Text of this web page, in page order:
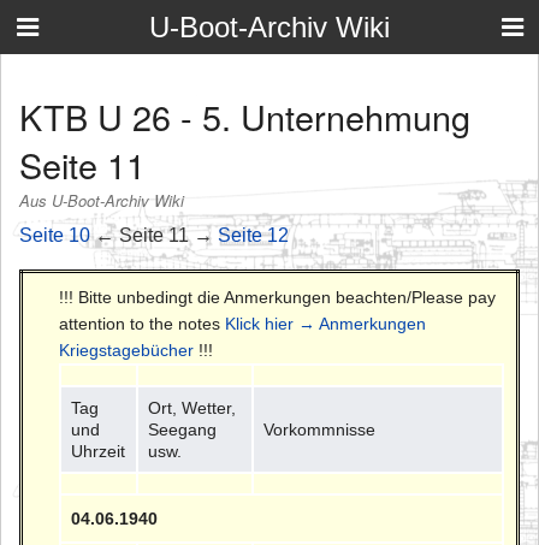
U-Boot-Archiv Wiki
KTB U 26 - 5. Unternehmung
Seite 11
Aus U-Boot-Archiv Wiki
Seite 10← Seite 11 → Seite 12
!!! Bitte unbedingt die Anmerkungen beachten/Please pay
attention to the notes Klick hier → Anmerkungen
Kriegstagebücher !!!
Tag
und
Uhrzeit
Ort, Wetter,
Seegang
usw.
Vorkommnisse
04.06.1940